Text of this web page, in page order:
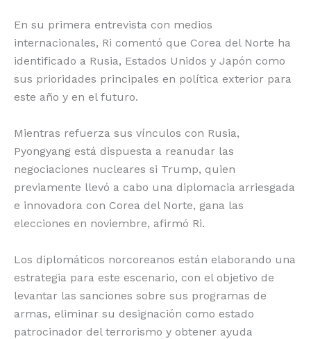
En su primera entrevista con medios
internacionales, Ri comentó que Corea del Norte ha
identificado a Rusia, Estados Unidos y Japón como
sus prioridades principales en política exterior para
este año y en el futuro.
Mientras refuerza sus vínculos con Rusia,
Pyongyang está dispuesta a reanudar las
negociaciones nucleares si Trump, quien
previamente llevó a cabo una diplomacia arriesgada
e innovadora con Corea del Norte, gana las
elecciones en noviembre, afirmó Ri.
Los diplomáticos norcoreanos están elaborando una
estrategia para este escenario, con el objetivo de
levantar las sanciones sobre sus programas de
armas, eliminar su designación como estado
patrocinador del terrorismo y obtener ayuda